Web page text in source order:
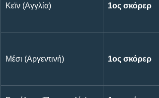
Κεϊν (Αγγλία) 1ος σκόρερ
Μέσι (Αργεντινή) 1ος σκόρερ